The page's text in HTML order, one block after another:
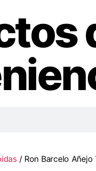
/ Ron Barcelo Añejo